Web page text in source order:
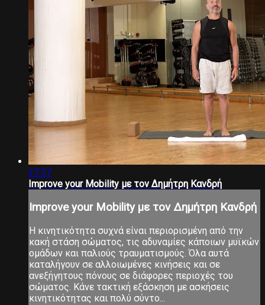
27:37
Improve your Mobility με τον Δημήτρη Κανδρή
Improve your Mobility με τον Δημήτρη Κανδρή
Η κινητικότητα συχνά είναι περιορισμένη από την
κακή στάση σώματος, τις αδυναμίες κάποιων μυϊκών
ομάδων και παλιούς τραυματισμούς. Όλα αυτά
καταλήγουν σε αλλοιωμένες κινήσεις και σε
ανεξήγητους πόνους σε διάφορες περιοχές του
σώματος. Κάνε τακτική εξάσκηση με ασκήσεις
κινητικότητας και πολύ σύντο...